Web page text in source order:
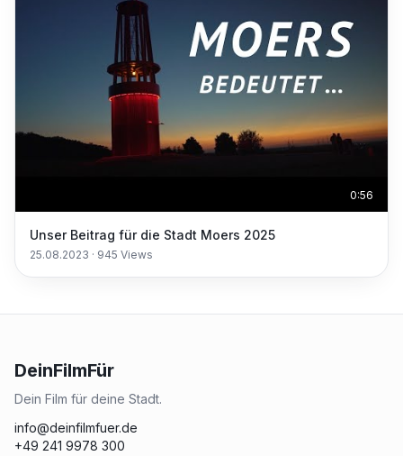
0:56
Unser Beitrag für die Stadt Moers 2025
25.08.2023 · 945 Views
DeinFilmFür
Dein Film für deine Stadt.
info@deinfilmfuer.de
+49 241 9978 300